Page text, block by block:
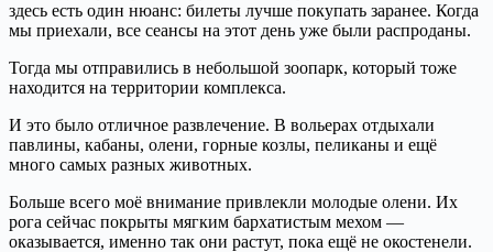
здесь есть один нюанс: билеты лучше покупать заранее. Когда
мы приехали, все сеансы на этот день уже были распроданы.
Тогда мы отправились в небольшой зоопарк, который тоже
находится на территории комплекса.
И это было отличное развлечение. В вольерах отдыхали
павлины, кабаны, олени, горные козлы, пеликаны и ещё
много самых разных животных.
Больше всего моё внимание привлекли молодые олени. Их
рога сейчас покрыты мягким бархатистым мехом —
оказывается, именно так они растут, пока ещё не окостенели.